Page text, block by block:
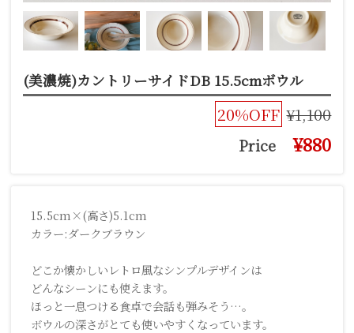
(美濃焼)カントリーサイドDB 15.5cmボウル
20%OFF ¥1,100
Price ¥880
15.5cm×(高さ)5.1cm
カラー:ダークブラウン
どこか懐かしいレトロ風なシンプルデザインは
どんなシーンにも使えます。
ほっと一息つける食卓で会話も弾みそう…。
ボウルの深さがとても使いやすくなっています。